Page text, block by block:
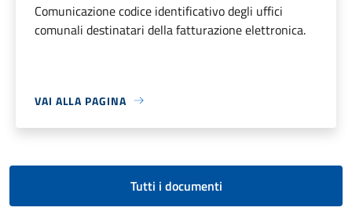
Comunicazione codice identificativo degli uffici
comunali destinatari della fatturazione elettronica.
VAI ALLA PAGINA
Tutti i documenti